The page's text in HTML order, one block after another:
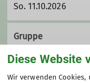
So. 11.10.2026
Gruppe
Aktivgruppe
Diese Website
Wir verwenden